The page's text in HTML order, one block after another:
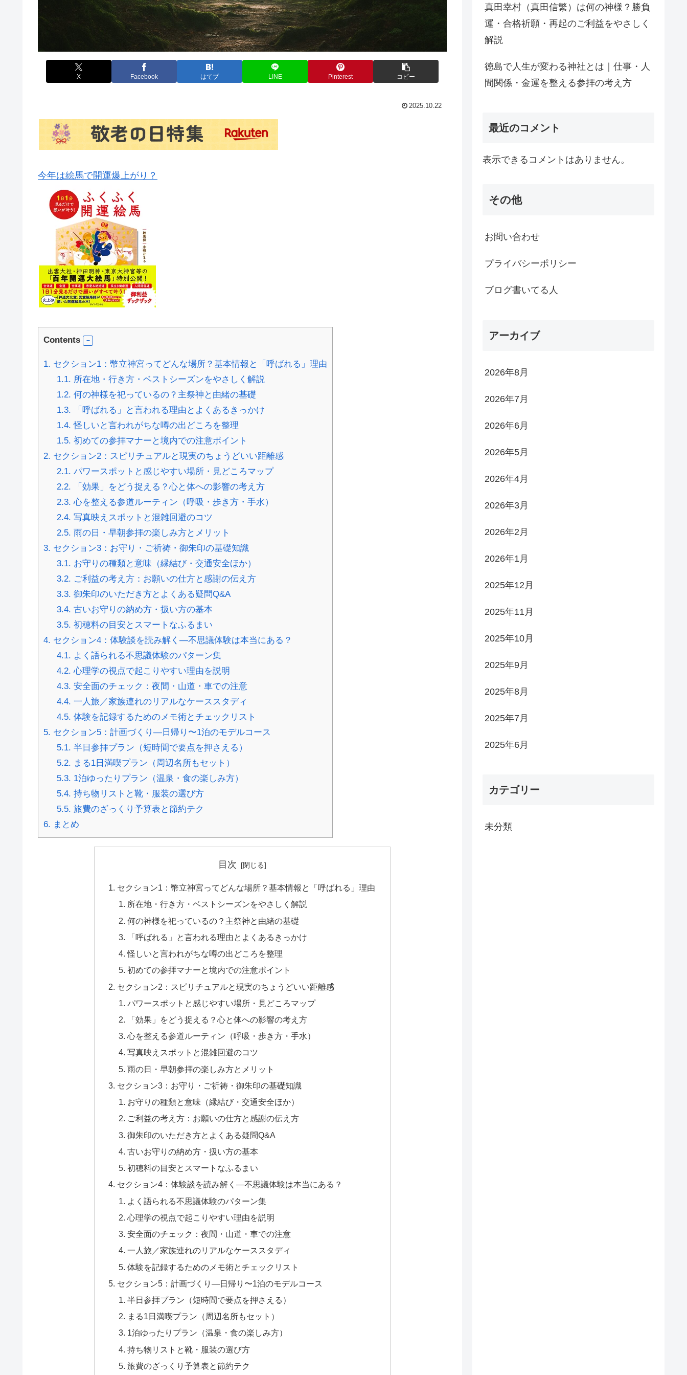
X Facebook はてブ LINE Pinterest コピー
2025.10.22
今年は絵馬で開運爆上がり？
Contents
1. セクション1：幣立神宮ってどんな場所？基本情報と「呼ばれる」理由
1.1. 所在地・行き方・ベストシーズンをやさしく解説
1.2. 何の神様を祀っているの？主祭神と由緒の基礎
1.3. 「呼ばれる」と言われる理由とよくあるきっかけ
1.4. 怪しいと言われがちな噂の出どころを整理
1.5. 初めての参拝マナーと境内での注意ポイント
2. セクション2：スピリチュアルと現実のちょうどいい距離感
2.1. パワースポットと感じやすい場所・見どころマップ
2.2. 「効果」をどう捉える？心と体への影響の考え方
2.3. 心を整える参道ルーティン（呼吸・歩き方・手水）
2.4. 写真映えスポットと混雑回避のコツ
2.5. 雨の日・早朝参拝の楽しみ方とメリット
3. セクション3：お守り・ご祈祷・御朱印の基礎知識
3.1. お守りの種類と意味（縁結び・交通安全ほか）
3.2. ご利益の考え方：お願いの仕方と感謝の伝え方
3.3. 御朱印のいただき方とよくある疑問Q&A
3.4. 古いお守りの納め方・扱い方の基本
3.5. 初穂料の目安とスマートなふるまい
4. セクション4：体験談を読み解く—不思議体験は本当にある？
4.1. よく語られる不思議体験のパターン集
4.2. 心理学の視点で起こりやすい理由を説明
4.3. 安全面のチェック：夜間・山道・車での注意
4.4. 一人旅／家族連れのリアルなケーススタディ
4.5. 体験を記録するためのメモ術とチェックリスト
5. セクション5：計画づくり—日帰り〜1泊のモデルコース
5.1. 半日参拝プラン（短時間で要点を押さえる）
5.2. まる1日満喫プラン（周辺名所もセット）
5.3. 1泊ゆったりプラン（温泉・食の楽しみ方）
5.4. 持ち物リストと靴・服装の選び方
5.5. 旅費のざっくり予算表と節約テク
6. まとめ
目次
セクション1：幣立神宮ってどんな場所？基本情報と「呼ばれる」理由
所在地・行き方・ベストシーズンをやさしく解説
何の神様を祀っているの？主祭神と由緒の基礎
「呼ばれる」と言われる理由とよくあるきっかけ
怪しいと言われがちな噂の出どころを整理
初めての参拝マナーと境内での注意ポイント
セクション2：スピリチュアルと現実のちょうどいい距離感
パワースポットと感じやすい場所・見どころマップ
「効果」をどう捉える？心と体への影響の考え方
心を整える参道ルーティン（呼吸・歩き方・手水）
写真映えスポットと混雑回避のコツ
雨の日・早朝参拝の楽しみ方とメリット
セクション3：お守り・ご祈祷・御朱印の基礎知識
お守りの種類と意味（縁結び・交通安全ほか）
ご利益の考え方：お願いの仕方と感謝の伝え方
御朱印のいただき方とよくある疑問Q&A
古いお守りの納め方・扱い方の基本
初穂料の目安とスマートなふるまい
セクション4：体験談を読み解く—不思議体験は本当にある？
よく語られる不思議体験のパターン集
心理学の視点で起こりやすい理由を説明
安全面のチェック：夜間・山道・車での注意
一人旅／家族連れのリアルなケーススタディ
体験を記録するためのメモ術とチェックリスト
セクション5：計画づくり—日帰り〜1泊のモデルコース
半日参拝プラン（短時間で要点を押さえる）
まる1日満喫プラン（周辺名所もセット）
1泊ゆったりプラン（温泉・食の楽しみ方）
持ち物リストと靴・服装の選び方
旅費のざっくり予算表と節約テク
真田幸村（真田信繁）は何の神様？勝負
運・合格祈願・再起のご利益をやさしく
解説
徳島で人生が変わる神社とは｜仕事・人
間関係・金運を整える参拝の考え方
最近のコメント
表示できるコメントはありません。
その他
お問い合わせ
プライバシーポリシー
ブログ書いてる人
アーカイブ
2026年8月
2026年7月
2026年6月
2026年5月
2026年4月
2026年3月
2026年2月
2026年1月
2025年12月
2025年11月
2025年10月
2025年9月
2025年8月
2025年7月
2025年6月
カテゴリー
未分類